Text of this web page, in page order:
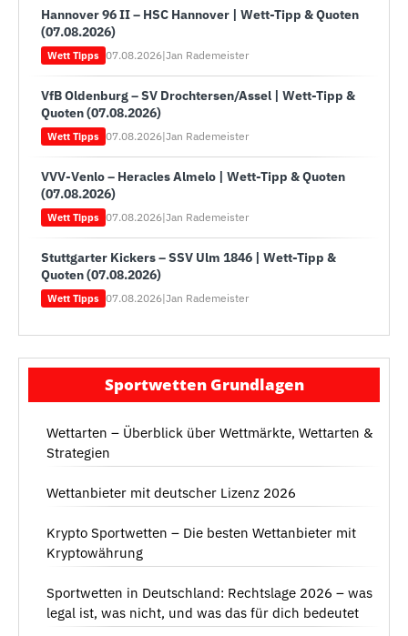
Hannover 96 II – HSC Hannover | Wett-Tipp & Quoten
(07.08.2026)
Wett Tipps 07.08.2026|Jan Rademeister
VfB Oldenburg – SV Drochtersen/Assel | Wett-Tipp &
Quoten (07.08.2026)
Wett Tipps 07.08.2026|Jan Rademeister
VVV-Venlo – Heracles Almelo | Wett-Tipp & Quoten
(07.08.2026)
Wett Tipps 07.08.2026|Jan Rademeister
Stuttgarter Kickers – SSV Ulm 1846 | Wett-Tipp &
Quoten (07.08.2026)
Wett Tipps 07.08.2026|Jan Rademeister
Sportwetten Grundlagen
Wettarten – Überblick über Wettmärkte, Wettarten &
Strategien
Wettanbieter mit deutscher Lizenz 2026
Krypto Sportwetten – Die besten Wettanbieter mit
Kryptowährung
Sportwetten in Deutschland: Rechtslage 2026 – was
legal ist, was nicht, und was das für dich bedeutet